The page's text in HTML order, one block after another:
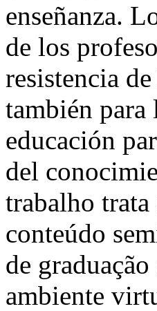
enseñanza.
de los
resistencia
también para
educación
del
trabalho
conteúdo
de
ambiente